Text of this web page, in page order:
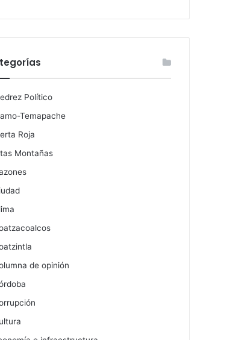
Político
Temapache
Roja
Montañas
de opinión